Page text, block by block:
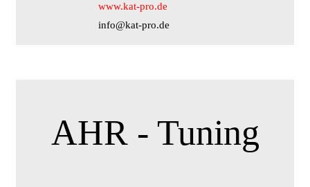
www.kat-pro.de
info@kat-pro.de
AHR - Tuning